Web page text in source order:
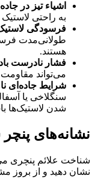
اشیاء تیز در جاده
به راحتی
فرسودگی
طولانی‌مدت
هستند.
فشار نادرست باد
می‌تواند
شرایط جاده‌ای
سنگلاخی یا
شدن لاستیک‌ها
نشانه‌های
شناخت علائم پنچری
نشان دهید و از بروز